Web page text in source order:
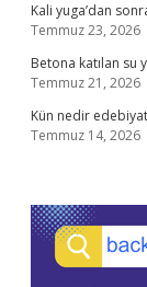
Kali yuga’dan
Temmuz 23, 2026
Betona katılan su
Temmuz 21, 2026
Kün nedir
Temmuz 14, 2026